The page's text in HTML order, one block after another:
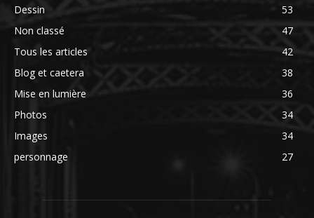
Dessin
53
Non classé
47
Tous les articles
42
Blog et caetera
38
Mise en lumière
36
Photos
34
Images
34
personnage
27